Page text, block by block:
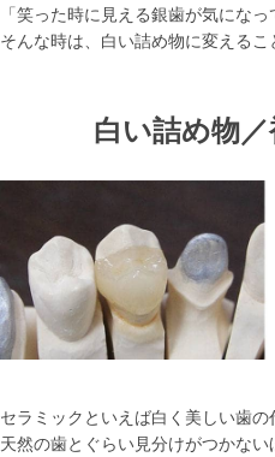
「笑った時に見える銀歯が気にな
そんな時は、白い詰め物に変えるこ
白い詰め物
セラミックといえば白く美しい歯
天然の歯とぐらい見分けがつかない